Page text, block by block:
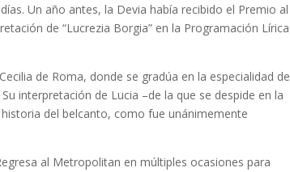
Un año antes, la Devia había recibido el Premio al
de “Lucrezia Borgia” en la Programación Lírica
de Roma, donde se gradúa en la especialidad de
Su interpretación de Lucia –de la que se despide en la
del belcanto, como fue unánimemente
al Metropolitan en múltiples ocasiones para